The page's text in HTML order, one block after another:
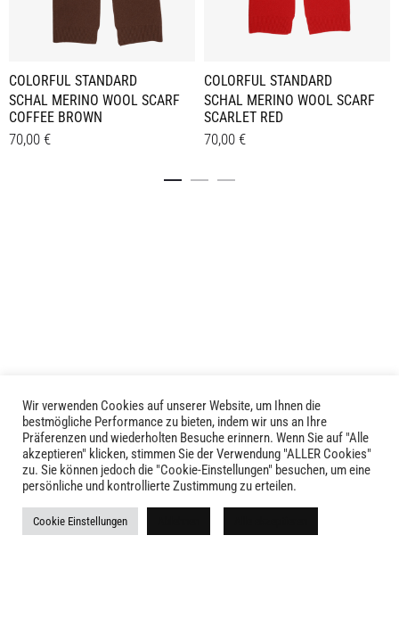
COLORFUL STANDARD
SCHAL MERINO WOOL SCARF
COFFEE BROWN
70,00 €
COLORFUL STANDARD
SCHAL MERINO WOOL SCARF
SCARLET RED
70,00 €
LIVID © 2024
Kontakt
Versandkosten
Wir verwenden Cookies auf unserer Website, um Ihnen die
bestmögliche Performance zu bieten, indem wir uns an Ihre
Präferenzen und wiederholten Besuche erinnern. Wenn Sie auf "Alle
akzeptieren" klicken, stimmen Sie der Verwendung "ALLER Cookies"
zu. Sie können jedoch die "Cookie-Einstellungen" besuchen, um eine
persönliche und kontrollierte Zustimmung zu erteilen.
Cookie Einstellungen